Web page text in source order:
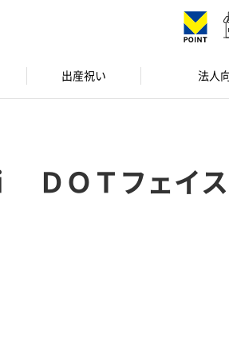
出産祝い 法人
ＤＯＴフェイ